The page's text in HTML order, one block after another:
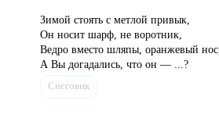
Зимой стоять с метлой привык,
Он носит шарф, не воротник,
Ведро вместо шляпы, оранжевый нос,
А Вы догадались, что он — ...?
Снеговик